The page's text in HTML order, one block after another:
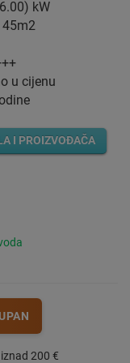
kW
45m2
u cijenu
I PROIZVOĐAČA
200 €